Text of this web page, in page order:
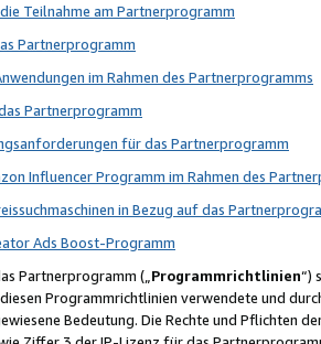
Teilnahme am Partnerprogramm
Partnerprogramm
im Rahmen des Partnerprogramms
Partnerprogramm
für das Partnerprogramm
Influencer Programm im Rahmen des
in Bezug auf das
Ads Boost-Programm
Partnerprogramm („Programmrichtlinien“)
Programmrichtlinien verwendete und
Bedeutung. Die Rechte und Pflichten